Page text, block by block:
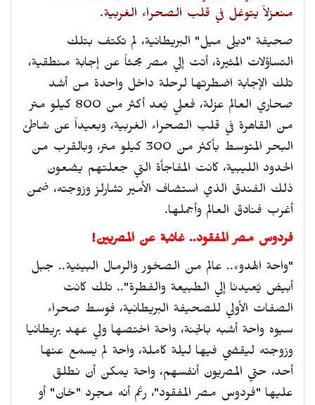
منعزلاً يتوغل في قلب الصحراء الغربية.
صحيفة "ديلى ميل" البريطانية، لم تكتف بتلك
التساؤلات المثيرة، أتت إلي مصر بحثاً عن إجابة منطقية،
تلك الإجابة اضطرتها لرحلة داخل واحدة من أشد
صحاري العالم عزلة، فعلي بُعد أكثر من 800 كيلو متر
من القاهرة في قلب الصحراء الغربية، وبعيداً عن شاطئ
البحر المتوسط بأكثر من 300 كيلو متر، وبالقرب من
الحدود الليبية، كانت المفاجأة التي جعلتهم يضعون
ذلك الفندق الذي استضاف الأمير تشارلز وزوجته، ضمن
أغرب فنادق العالم وأجملها.
فردوس مصر المفقود.. غائبة عن المصريين!
"واحة الهدوء.. عالم من الصخور والرمال البيئية.. جبل
أبيض يُعيدنا إلي الطبيعة والفطرة".. تلك كانت
الصفات الأولي للصحيفة البريطانية، فوسط صحراء
سيوه واحة أشبه بالجنة، واحة اختصها ولي عهد بريطانيا
وزوجته ليقضي فيها ليلة كاملة، واحة لم يسمع عنها
أحد، حتي المصريون أنفسهم، واحة يمكن أن نطلق
عليها "فردوس مصر المفقود"، رغم أنه مجرد "خان" أو